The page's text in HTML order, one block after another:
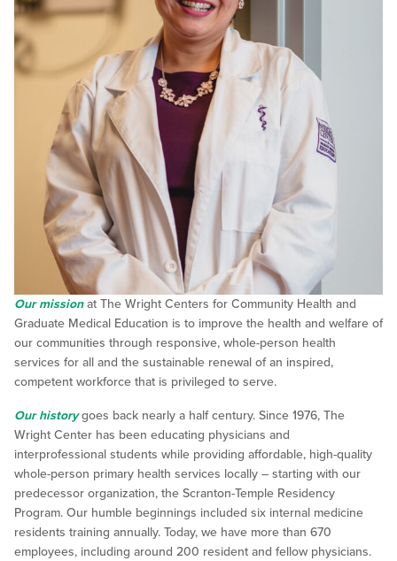
Our missionat The Wright Centers for Community Health and
Graduate Medical Education is to improve the health and welfare of
our communities through responsive, whole-person health
services for all and the sustainable renewal of an inspired,
competent workforce that is privileged to serve.
Our historygoes back nearly a half century. Since 1976, The
Wright Center has been educating physicians and
interprofessional students while providing affordable, high-quality
whole-person primary health services locally – starting with our
predecessor organization, the Scranton-Temple Residency
Program. Our humble beginnings included six internal medicine
residents training annually. Today, we have more than 670
employees, including around 200 resident and fellow physicians.